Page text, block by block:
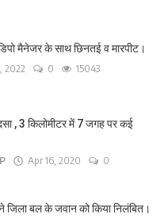
मैनेजर के साथ छिनतई व मारपीट।
2022 0 15043
, 3 किलोमीटर में 7 जगह पर कई
Apr 16, 2020
0
जिला बल के जवान को किया निलंबित।